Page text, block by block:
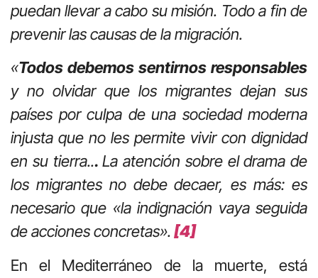
puedan llevar a cabo su misión. Todo a fin de
prevenir las causas de la migración.
«Todos debemos sentirnos responsables
y no olvidar que los migrantes dejan sus
países por culpa de una sociedad moderna
injusta que no les permite vivir con dignidad
en su tierra...La atención sobre el drama de
los migrantes no debe decaer, es más: es
necesario que «la indignación vaya seguida
de acciones concretas».[4]
En el Mediterráneo de la muerte, está